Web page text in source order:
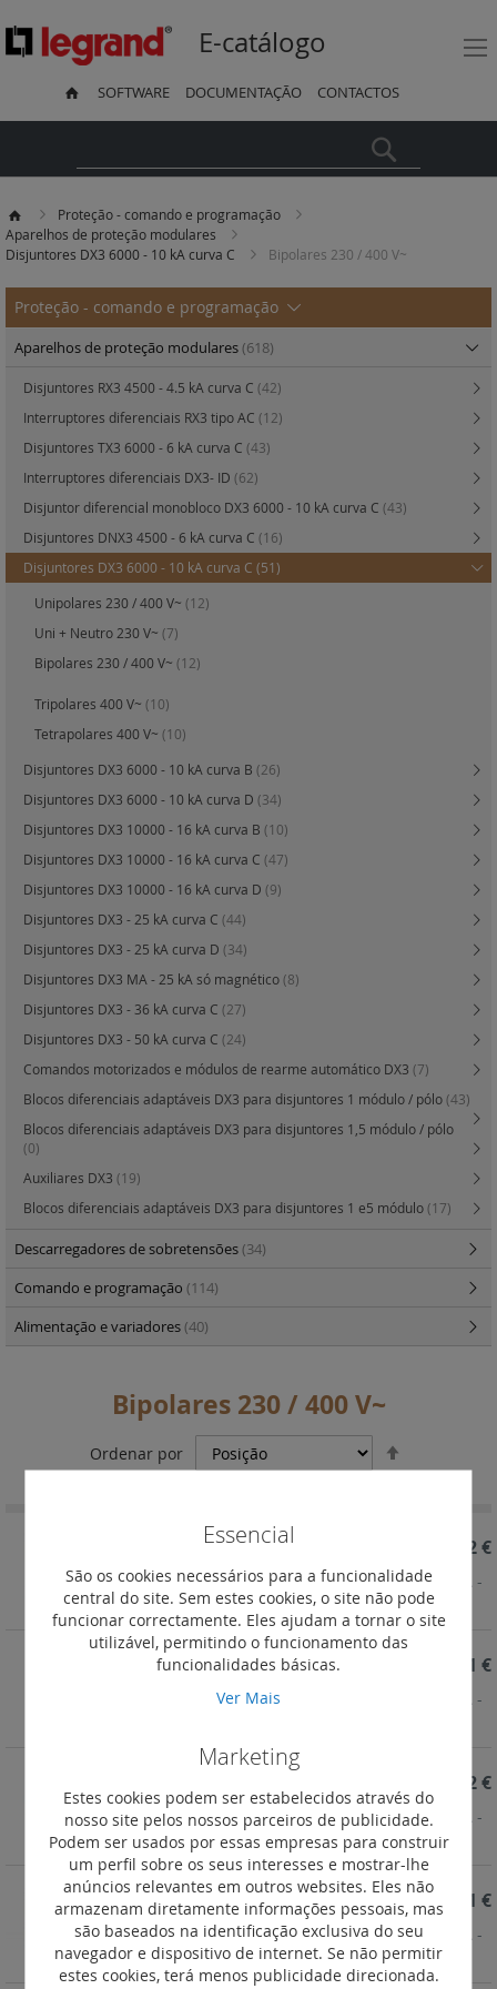
E-catálogo
SOFTWARE DOCUMENTAÇÃO CONTACTOS
Proteção - comando e programação
Aparelhos de proteção modulares
Disjuntores DX3 6000 - 10 kA curva C
Bipolares 230 / 400 V~
Bipolares 230 / 400 V~
Ordenar por
Ordenação
Disjuntor DX³ 6000 - 10 kA - 2P - 230/400 V~ - 63 A -
Curva C - 2 mód.
74,52 €
REF. 407805
Disjuntor DX³ 6000 - 10 kA - 2P - 230/400 V~ - 50 A -
73,51 €
Disjuntor DX³ 6000 - 10 kA - 2P - 230/400 V~ - 40 A -
Curva C - 2 mód.
59,52 €
REF. 407803
Disjuntor DX³ 6000 - 10 kA - 2P - 230/400 V~ - 32 A -
Curva C - 2 mód.
53,61 €
Proteção - comando e programação
Aparelhos de proteção modulares(618)
Disjuntores RX3 4500 - 4.5 kA curva C (42)
Interruptores diferenciais RX3 tipo AC (12)
Disjuntores TX3 6000 - 6 kA curva C (43)
Interruptores diferenciais DX3- ID (62)
Disjuntor diferencial monobloco DX3 6000 - 10 kA curva C (43)
Disjuntores DNX3 4500 - 6 kA curva C (16)
Disjuntores DX3 6000 - 10 kA curva C (51)
Unipolares 230 / 400 V~ (12)
Uni + Neutro 230 V~ (7)
Bipolares 230 / 400 V~ (12)
Tripolares 400 V~ (10)
Tetrapolares 400 V~ (10)
Disjuntores DX3 6000 - 10 kA curva B (26)
Disjuntores DX3 6000 - 10 kA curva D (34)
Disjuntores DX3 10000 - 16 kA curva B (10)
Disjuntores DX3 10000 - 16 kA curva C (47)
Disjuntores DX3 10000 - 16 kA curva D (9)
Disjuntores DX3 - 25 kA curva C (44)
Disjuntores DX3 - 25 kA curva D (34)
Disjuntores DX3 MA - 25 kA só magnético(8)
Disjuntores DX3 - 36 kA curva C (27)
Disjuntores DX3 - 50 kA curva C (24)
Comandos motorizados e módulos de rearme automático DX3 (7)
Blocos diferenciais adaptáveis DX3 para disjuntores 1 módulo / pólo(43)
Blocos diferenciais adaptáveis DX3 para disjuntores 1,5 módulo / pólo
(0)
Auxiliares DX3 (19)
Blocos diferenciais adaptáveis DX3 para disjuntores 1 e5 módulo(17)
Descarregadores de sobretensões(34)
Comando e programação (114)
Alimentação e variadores(40)
Essencial
São os cookies necessários para a funcionalidade
central do site. Sem estes cookies, o site não pode
funcionar correctamente. Eles ajudam a tornar o site
utilizável, permitindo o funcionamento das
funcionalidades básicas.
Ver Mais
Marketing
Estes cookies podem ser estabelecidos através do
nosso site pelos nossos parceiros de publicidade.
Podem ser usados por essas empresas para construir
um perfil sobre os seus interesses e mostrar-lhe
anúncios relevantes em outros websites. Eles não
armazenam diretamente informações pessoais, mas
são baseados na identificação exclusiva do seu
navegador e dispositivo de internet. Se não permitir
estes cookies, terá menos publicidade direcionada.